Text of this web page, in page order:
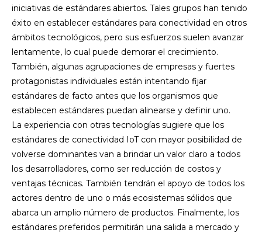
iniciativas de estándares abiertos. Tales grupos han tenido
éxito en establecer estándares para conectividad en otros
ámbitos tecnológicos, pero sus esfuerzos suelen avanzar
lentamente, lo cual puede demorar el crecimiento.
También, algunas agrupaciones de empresas y fuertes
protagonistas individuales están intentando fijar
estándares de facto antes que los organismos que
establecen estándares puedan alinearse y definir uno.
La experiencia con otras tecnologías sugiere que los
estándares de conectividad IoT con mayor posibilidad de
volverse dominantes van a brindar un valor claro a todos
los desarrolladores, como ser reducción de costos y
ventajas técnicas. También tendrán el apoyo de todos los
actores dentro de uno o más ecosistemas sólidos que
abarca un amplio número de productos. Finalmente, los
estándares preferidos permitirán una salida a mercado y